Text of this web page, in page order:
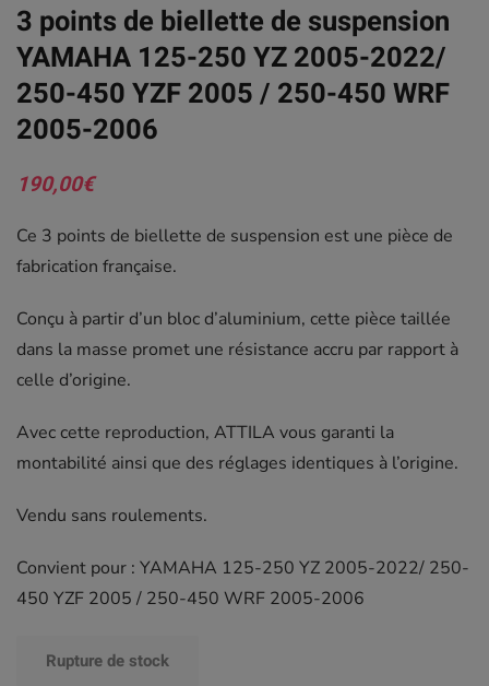
3 points de biellette de suspension
YAMAHA 125-250 YZ 2005-2022/
250-450 YZF 2005 / 250-450 WRF
2005-2006
190,00€
Ce 3 points de biellette de suspension est une pièce de
fabrication française.
Conçu à partir d’un bloc d’aluminium, cette pièce taillée
dans la masse promet une résistance accru par rapport à
celle d’origine.
Avec cette reproduction, ATTILA vous garanti la
montabilité ainsi que des réglages identiques à l’origine.
Vendu sans roulements.
Convient pour : YAMAHA 125-250 YZ 2005-2022/ 250-
450 YZF 2005 / 250-450 WRF 2005-2006
Rupture de stock